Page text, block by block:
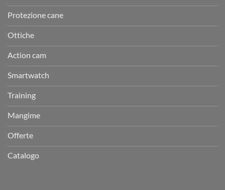
Protezione cane
Ottiche
Action cam
Smartwatch
Training
Mangime
Offerte
Catalogo